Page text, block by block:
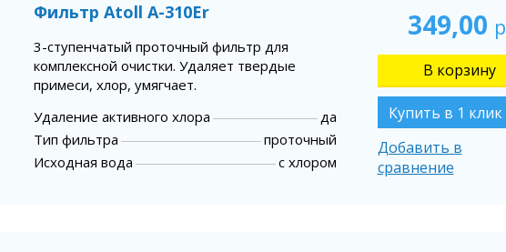
Фильтр Atoll А-310Er
3-ступенчатый проточный фильтр для
комплексной очистки. Удаляет твердые
примеси, хлор, умягчает.
Удаление активного хлора
да
Тип фильтра
проточный
Исходная вода
с хлором
349,00
Купить в 1 клик
Добавить в
сравнение